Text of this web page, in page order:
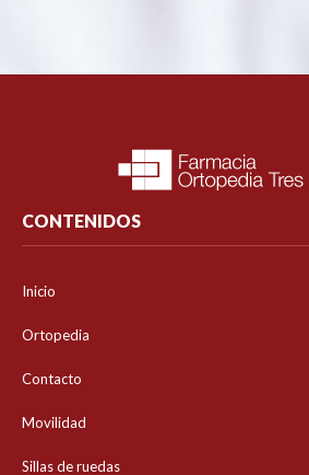
CONTENIDOS
Inicio
Ortopedia
Contacto
Movilidad
Sillas de ruedas